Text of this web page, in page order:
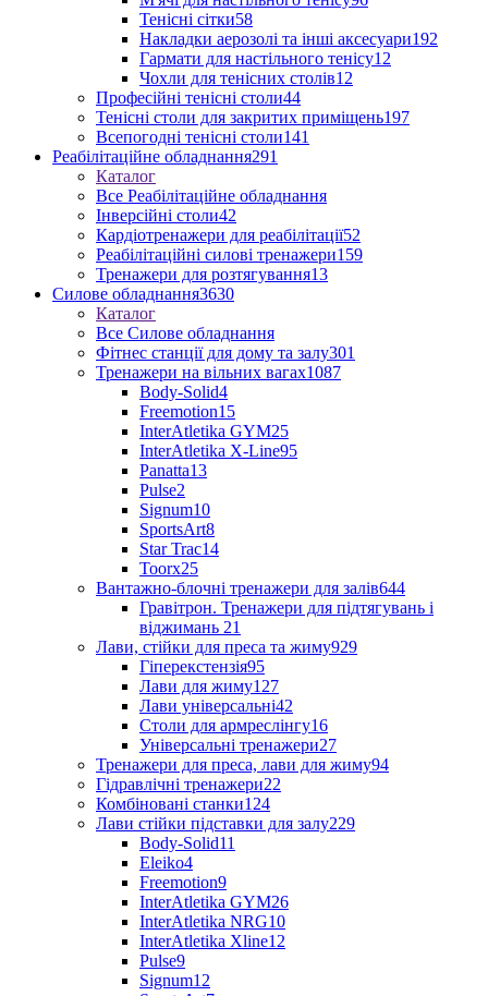
Тенісні сітки58
Накладки аерозолі та інші аксесуари192
Гармати для настільного тенісу12
Чохли для тенісних столів12
Професійні тенісні столи44
Тенісні столи для закритих приміщень197
Всепогодні тенісні столи141
Реабілітаційне обладнання291
Каталог
Все Реабілітаційне обладнання
Інверсійні столи42
Кардіотренажери для реабілітації52
Реабілітаційні силові тренажери159
Тренажери для розтягування13
Силове обладнання3630
Каталог
Все Силове обладнання
Фітнес станції для дому та залу301
Тренажери на вільних вагах1087
Body-Solid4
Freemotion15
InterAtletika GYM25
InterAtletika X-Line95
Panatta13
Pulse2
Signum10
SportsArt8
Star Trac14
Toorx25
Вантажно-блочні тренажери для залів644
Гравітрон. Тренажери для підтягувань і
віджимань 21
Лави, стійки для преса та жиму929
Гіперекстензія95
Лави для жиму127
Лави універсальні42
Столи для армреслінгу16
Універсальні тренажери27
Тренажери для преса, лави для жиму94
Гідравлічні тренажери22
Комбіновані станки124
Лави стійки підставки для залу229
Body-Solid11
Eleiko4
Freemotion9
InterAtletika GYM26
InterAtletika NRG10
InterAtletika Xline12
Pulse9
Signum12